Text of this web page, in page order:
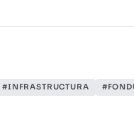
#INFRASTRUCTURA